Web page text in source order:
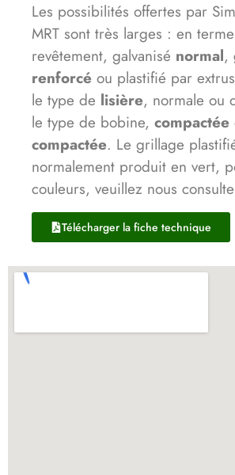
Les possibilités offertes par
MRT sont très larges : en
revêtement, galvanisé normal,
renforcé ou plastifié par
le type de lisière, normale ou
le type de bobine, compactée
compactée. Le grillage
normalement produit en vert,
couleurs, veuillez nous
Télécharger la fiche technique